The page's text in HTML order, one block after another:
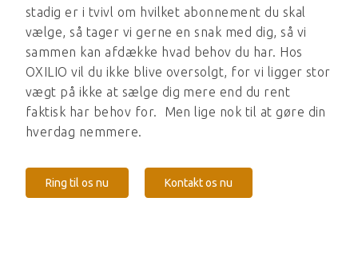
stadig er i tvivl om hvilket abonnement du skal
vælge, så tager vi gerne en snak med dig, så vi
sammen kan afdække hvad behov du har. Hos
OXILIO vil du ikke blive oversolgt, for vi ligger stor
vægt på ikke at sælge dig mere end du rent
faktisk har behov for. Men lige nok til at gøre din
hverdag nemmere.
Ring til os nu Kontakt os nu